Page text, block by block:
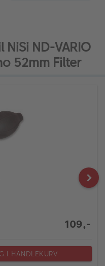
ND-VARIO
52mm Filter
109,-
I HANDLEKURV